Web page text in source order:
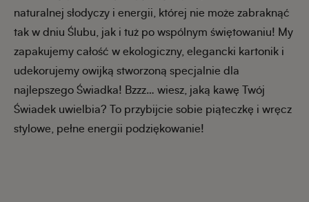
naturalnej słodyczy i energii, której nie może zabraknąć
tak w dniu Ślubu, jak i tuż po wspólnym świętowaniu! My
zapakujemy całość w ekologiczny, elegancki kartonik i
udekorujemy owijką stworzoną specjalnie dla
najlepszego Świadka! Bzzz… wiesz, jaką kawę Twój
Świadek uwielbia? To przybijcie sobie piąteczkę i wręcz
stylowe, pełne energii podziękowanie!